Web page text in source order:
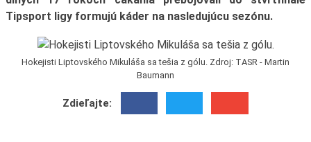
Tipsport ligy formujú káder na nasledujúcu sezónu.
Hokejisti Liptovského Mikuláša sa tešia z gólu. Zdroj: TASR - Martin
Baumann
Zdieľajte: